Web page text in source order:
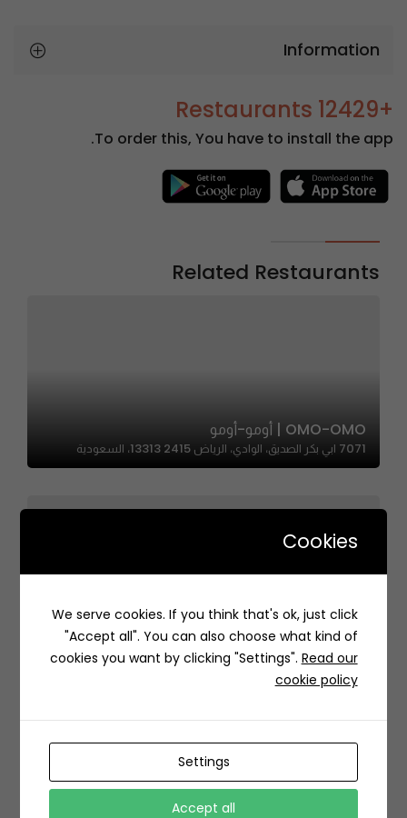
Information
+12429 Restaurants
To order this, You have to install the app.
Related Restaurants
OMO-OMO | أومو-أومو
7071 ابي بكر الصديق، الوادي، الرياض 13313 2415، السعودية
Sheese – شيز
السويدي شارع الشيخ محمد بن عبداللطيفAs، As Suwaidi Al
Gharabi, Riyadh 12992, Saudi Arabia
Cookies
We serve cookies. If you think that's ok, just click
"Accept all". You can also choose what kind of
cookies you want by clicking "Settings". Read our
cookie policy
Settings
Accept all